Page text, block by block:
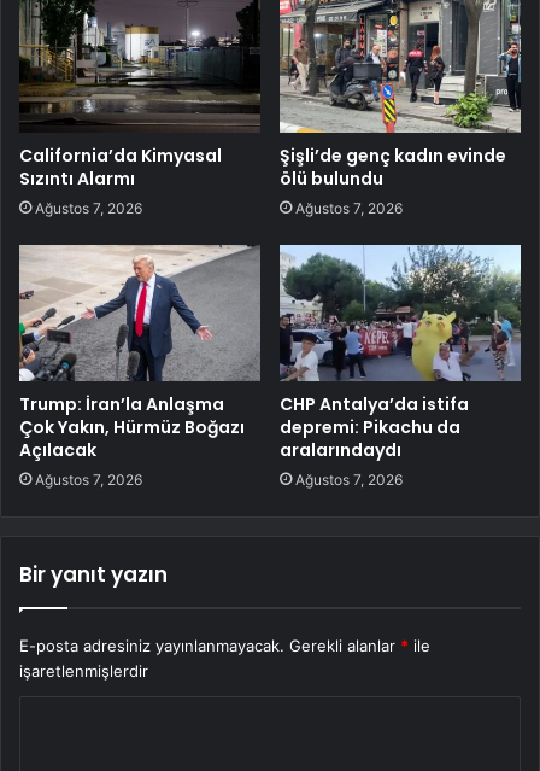
California’da Kimyasal
Sızıntı Alarmı
Ağustos 7, 2026
Şişli’de genç kadın evinde
ölü bulundu
Ağustos 7, 2026
Trump: İran’la Anlaşma
Çok Yakın, Hürmüz Boğazı
Açılacak
Ağustos 7, 2026
CHP Antalya’da istifa
depremi: Pikachu da
aralarındaydı
Ağustos 7, 2026
Bir yanıt yazın
E-posta adresiniz yayınlanmayacak. Gerekli alanlar * ile
işaretlenmişlerdir